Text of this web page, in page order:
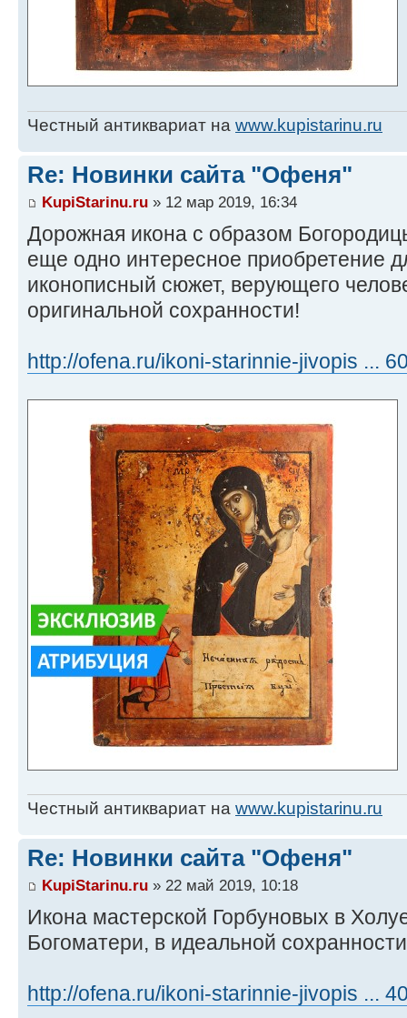
Честный антиквариат на www.kupistarinu.ru
Re: Новинки сайта "Офеня"
KupiStarinu.ru » 12 мар 2019, 16:34
Дорожная икона с образом
еще одно интересное приобретение
иконописный сюжет, верующего
оригинальной сохранности!
http://ofena.ru/ikoni-starinnie-jivopis ...
Честный антиквариат на www.kupistarinu.ru
Re: Новинки сайта "Офеня"
KupiStarinu.ru » 22 май 2019, 10:18
Икона мастерской Горбуновых в
Богоматери, в идеальной
http://ofena.ru/ikoni-starinnie-jivopis ...